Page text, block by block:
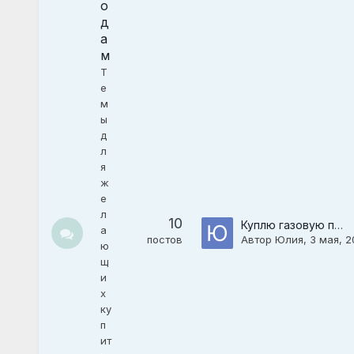
о
д
а
м
Т
е
м
ы
д
л
я
ж
е
л
а
ю
щ
и
х
ку
п
ит
10
постов
Куплю газовую плиту
Автор Юлия, 3 мая,